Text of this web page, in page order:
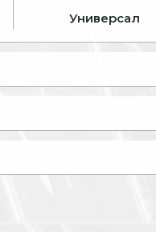
Универсал